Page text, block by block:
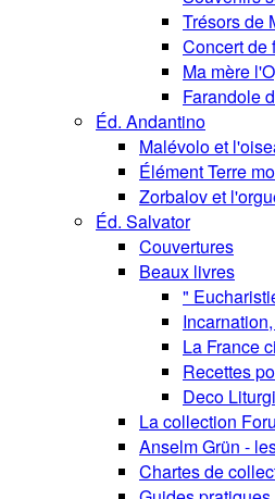
Trésors de
Concert de
Ma mère
Farandole
Éd. Andantino
Malévolo et
Élément Terre
Zorbalov et
Éd. Salvator
Couvertures
Beaux livres
"
La France
Recettes
Deco
La collection
Anselm Grün -
Chartes de